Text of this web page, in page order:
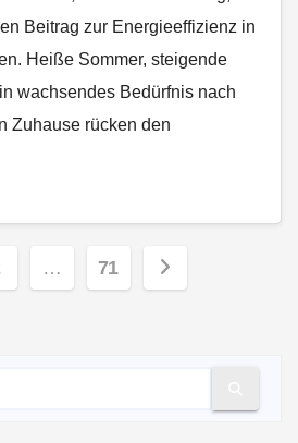
Beitrag zur Energieeffizienz in
Heiße Sommer, steigende
wachsendes Bedürfnis nach
Zuhause rücken den
… 71